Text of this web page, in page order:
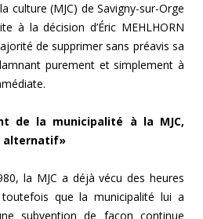
culture (MJC) de Savigny-sur-Orge
à la décision d’Éric MEHLHORN
de supprimer sans préavis sa
purement et simplement à
de la municipalité à la MJC,
alternatif»
la MJC a déjà vécu des heures
que la municipalité lui a
subvention de façon continue